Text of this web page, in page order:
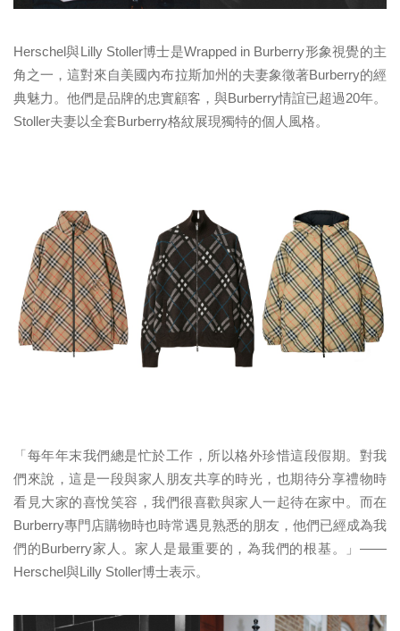
Herschel與Lilly Stoller博士是Wrapped in Burberry形象視覺的主
角之一，這對來自美國內布拉斯加州的夫妻象徵著Burberry的經
典魅力。他們是品牌的忠實顧客，與Burberry情誼已超過20年。
Stoller夫妻以全套Burberry格紋展現獨特的個人風格。
「每年年末我們總是忙於工作，所以格外珍惜這段假期。對我
們來說，這是一段與家人朋友共享的時光，也期待分享禮物時
看見大家的喜悅笑容，我們很喜歡與家人一起待在家中。而在
Burberry專門店購物時也時常遇見熟悉的朋友，他們已經成為我
們的Burberry家人。家人是最重要的，為我們的根基。」——
Herschel與Lilly Stoller博士表示。